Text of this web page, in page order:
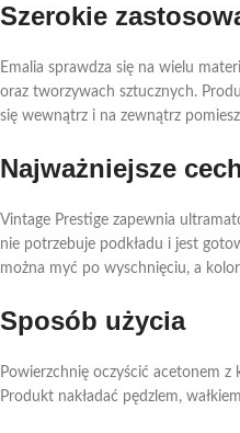
Szerokie
Emalia sprawdza się na wielu
oraz tworzywach sztucznych.
się wewnątrz i na zewnątrz
Najważniejsze
Vintage Prestige zapewnia
nie potrzebuje podkładu i jest
można myć po wyschnięciu, a
Sposób użycia
Powierzchnię oczyścić acetonem z
Produkt nakładać pędzlem,